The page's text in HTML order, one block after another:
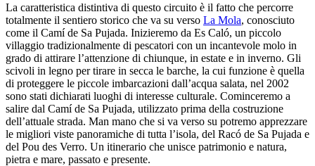
La caratteristica distintiva di questo circuito è il fatto che percorre
totalmente il sentiero storico che va su verso La Mola, conosciuto
come il Camí de Sa Pujada. Inizieremo da Es Caló, un piccolo
villaggio tradizionalmente di pescatori con un incantevole molo in
grado di attirare l’attenzione di chiunque, in estate e in inverno. Gli
scivoli in legno per tirare in secca le barche, la cui funzione è quella
di proteggere le piccole imbarcazioni dall’acqua salata, nel 2002
sono stati dichiarati luoghi di interesse culturale. Cominceremo a
salire dal Camí de Sa Pujada, utilizzato prima della costruzione
dell’attuale strada. Man mano che si va verso su potremo apprezzare
le migliori viste panoramiche di tutta l’isola, del Racó de Sa Pujada e
del Pou des Verro. Un itinerario che unisce patrimonio e natura,
pietra e mare, passato e presente.